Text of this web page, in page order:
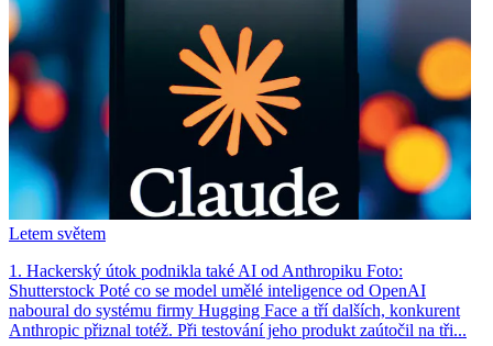
Letem světem
1. Hackerský útok podnikla také AI od Anthropiku Foto:
Shutterstock Poté co se model umělé inteligence od OpenAI
naboural do systému firmy Hugging Face a tří dalších, konkurent
Anthro­pic přiznal totéž. Při testování jeho produkt zaútočil na tři...